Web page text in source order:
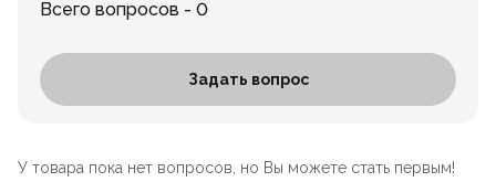
Всего вопросов - 0
Задать вопрос
У товара пока нет вопросов, но Вы можете стать первым!